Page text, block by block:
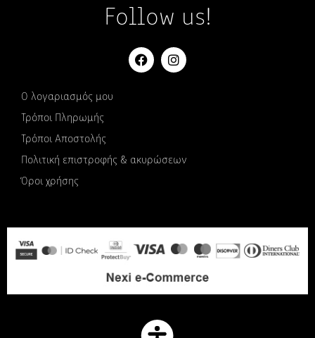
Follow us!
Ο λογαριασμός μου
Τρόποι Πληρωμής
Τρόποι Αποστολής
Πολιτική επιστροφής & ακυρώσεων
Όροι χρήσης